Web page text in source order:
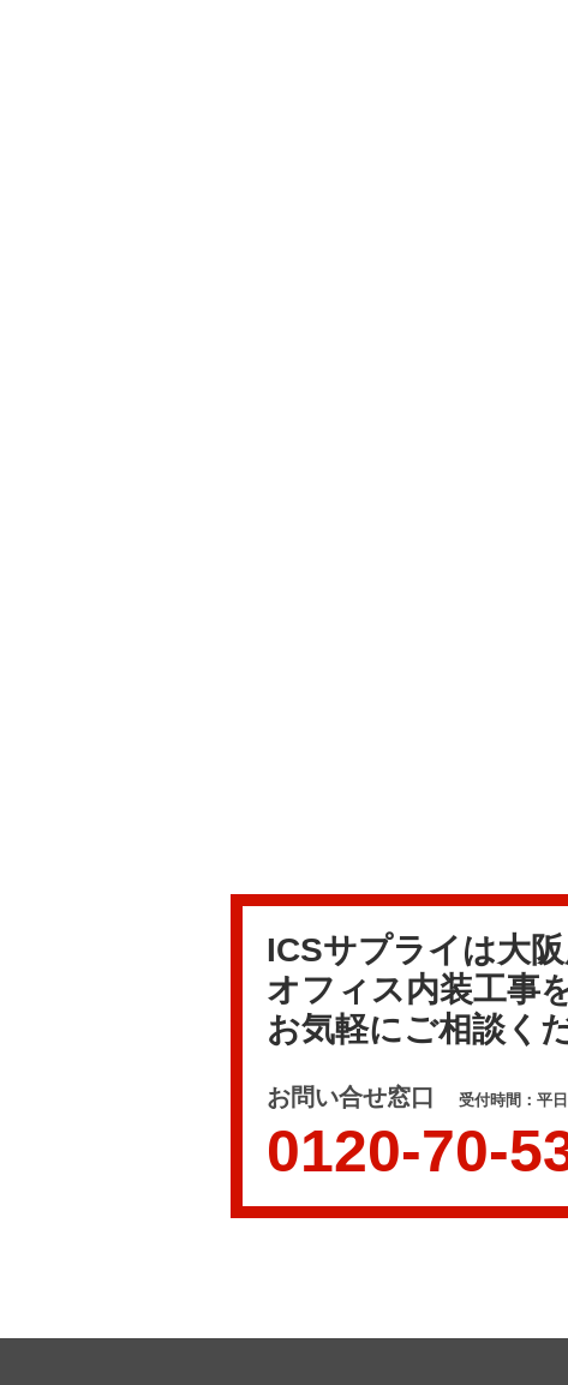
ICSサプライは大
オフィス内装工事
お気軽にご相談く
お問い合せ窓口 受付時間：平
0120-70-